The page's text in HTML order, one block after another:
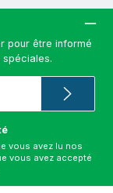
pour être informé
vous avez accepté